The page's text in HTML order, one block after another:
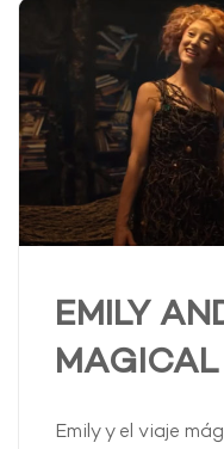
EMILY
Emily y el viaje